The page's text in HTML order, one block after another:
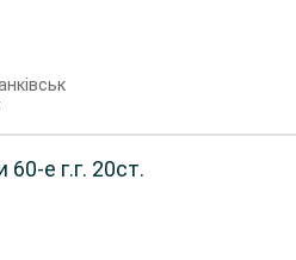
60-е г.г. 20ст.